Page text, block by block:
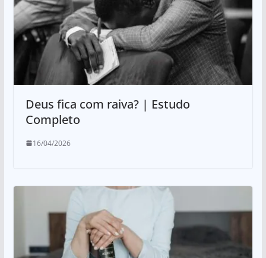
Deus fica com raiva? | Estudo
Completo
16/04/2026